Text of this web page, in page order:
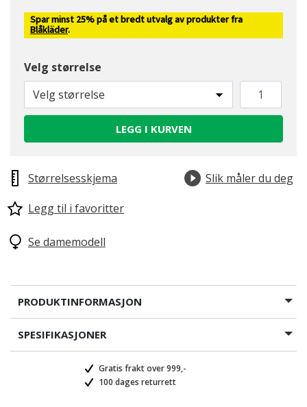
Spar minst 25% på et bredt utvalg av produkter fra
Blåkläder.
Velg størrelse
Velg størrelse
LEGG I KURVEN
Størrelsesskjema
Slik måler du deg
Legg til i favoritter
Se damemodell
PRODUKTINFORMASJON
SPESIFIKASJONER
Gratis frakt over 999,-
100 dages returrett